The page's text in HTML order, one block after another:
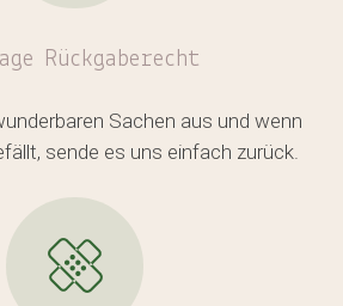
im Warenkorb.
Rückgaberecht
Sachen aus und wenn
sende es uns einfach zurück.